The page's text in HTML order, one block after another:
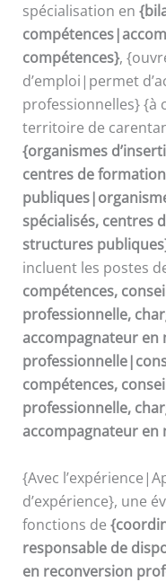
spécialisation en
compétences},
d’emploi|permet
professionnelles} {à
territoire de
{organismes
centres de
spécialisés, centres
structures
incluent les postes
compétences,
professionnelle,
accompagnateur en
compétences,
professionnelle,
accompagnateur
{Avec
d’expérience}, une
fonctions de
responsable de
en reconversion